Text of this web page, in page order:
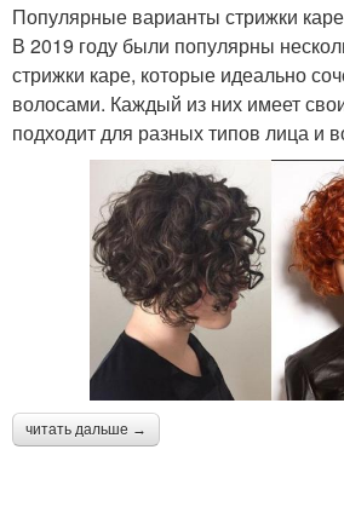
Популярные варианты стрижки
В 2019 году были популярны
стрижки каре, которые идеально
волосами. Каждый из них имеет
подходит для разных типов лица и
читать дальше →